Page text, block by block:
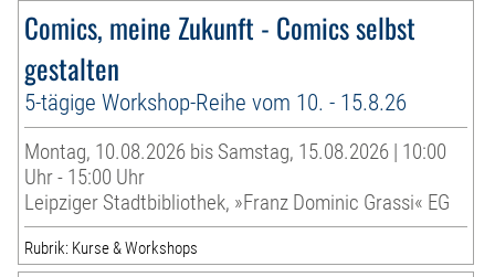
Comics, meine Zukunft - Comics selbst
gestalten
5-tägige Workshop-Reihe vom 10. - 15.8.26
Montag, 10.08.2026 bis Samstag, 15.08.2026 | 10:00
Uhr - 15:00 Uhr
Leipziger Stadtbibliothek, »Franz Dominic Grassi« EG
Rubrik: Kurse & Workshops